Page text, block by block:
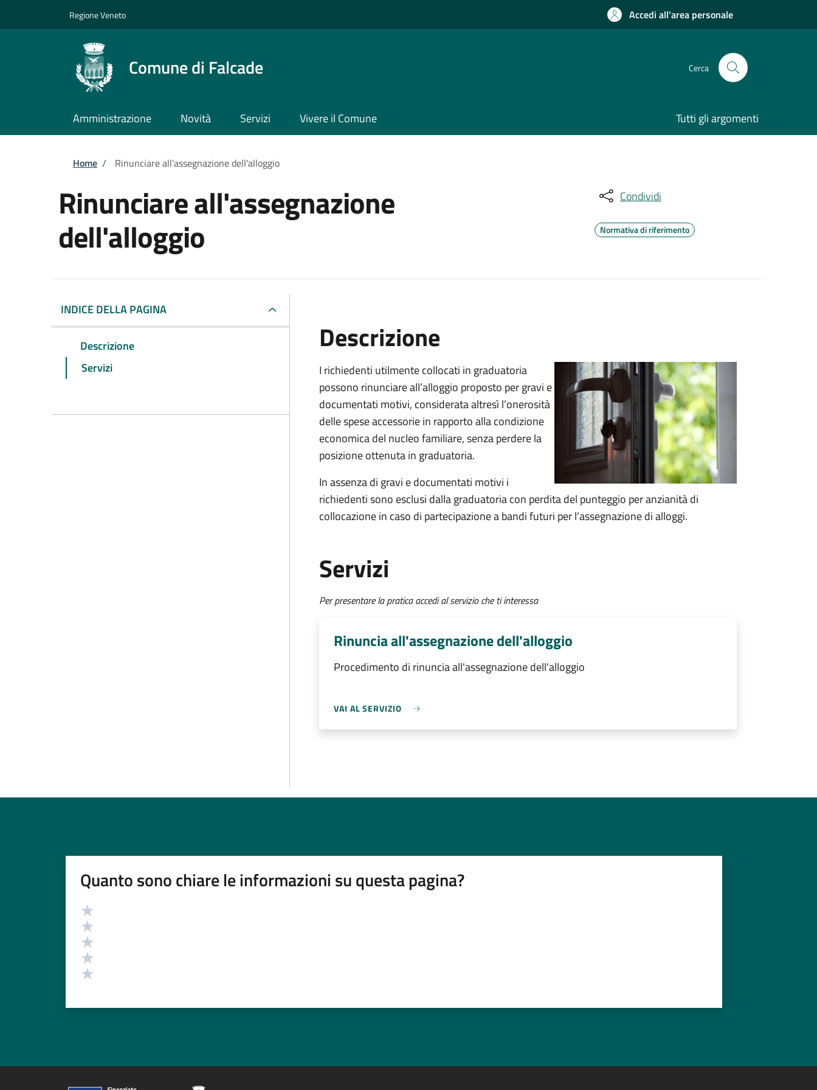
Regione Veneto Accedi all'area personale
Comune di Falcade Cerca
Amministrazione Novità Servizi Vivere il Comune Tutti gli argomenti
Briciole di pane
Home / Rinunciare all'assegnazione dell'alloggio
Rinunciare all'assegnazione
dell'alloggio
Condividi
Normativa di riferimento
INDICE DELLA PAGINA
Descrizione
Servizi
Descrizione
I richiedenti utilmente collocati in graduatoria
possono rinunciare all’alloggio proposto per gravi e
documentati motivi, considerata altresì l’onerosità
delle spese accessorie in rapporto alla condizione
economica del nucleo familiare, senza perdere la
posizione ottenuta in graduatoria.
In assenza di gravi e documentati motivi i
richiedenti sono esclusi dalla graduatoria con perdita del punteggio per anzianità di
collocazione in caso di partecipazione a bandi futuri per l’assegnazione di alloggi.
Servizi
Per presentare la pratica accedi al servizio che ti interessa
Rinuncia all'assegnazione dell'alloggio
Procedimento di rinuncia all'assegnazione dell'alloggio
VAI AL SERVIZIO
Quanto sono chiare le informazioni su questa pagina?
Valutazione